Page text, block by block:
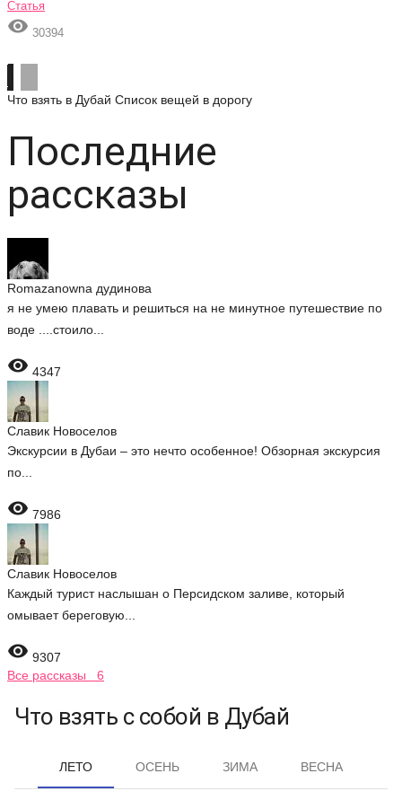
Статья
 30394
Что взять в Дубай Список вещей в дорогу
Последние
рассказы
Romazanowna дудинова
я не умею плавать и решиться на не минутное путешествие по
воде ....стоило...
 4347
Славик Новоселов
Экскурсии в Дубаи – это нечто особенное! Обзорная экскурсия
по...
 7986
Славик Новоселов
Каждый турист наслышан о Персидском заливе, который
омывает береговую...
 9307
Все рассказы 6
Что взять с собой в Дубай
ЛЕТО ОСЕНЬ ЗИМА ВЕСНА